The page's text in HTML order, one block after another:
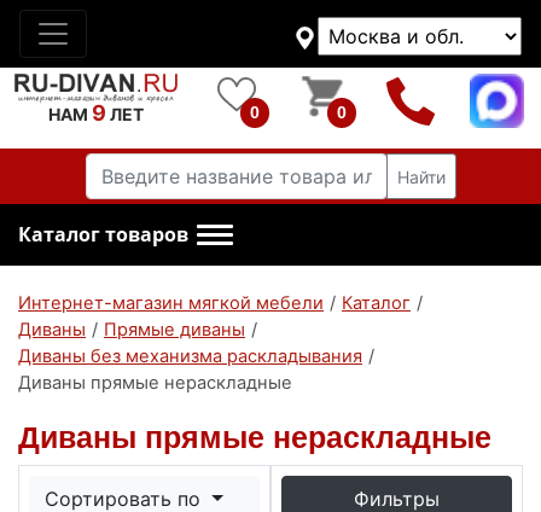
НАМ 9 ЛЕТ 0 0
Найти
Каталог товаров
Интернет-магазин мягкой мебели / Каталог /
Диваны / Прямые диваны /
Диваны без механизма раскладывания /
Диваны прямые нераскладные
Диваны прямые нераскладные
Сортировать по Фильтры